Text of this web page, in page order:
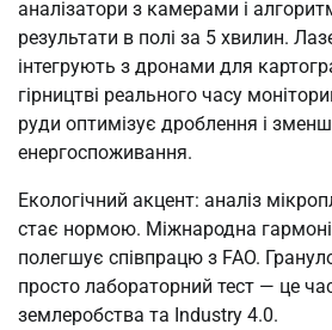
аналізатори з камерами і
результати в полі за 5 хвилин.
інтегрують з дронами для
гірництві реального часу
руди оптимізує дроблення і
енергоспоживання.
Екологічний акцент: аналіз
стає нормою. Міжнародна
полегшує співпрацю з FAO.
просто лабораторний тест — це
землеробства та Industry 4.0.